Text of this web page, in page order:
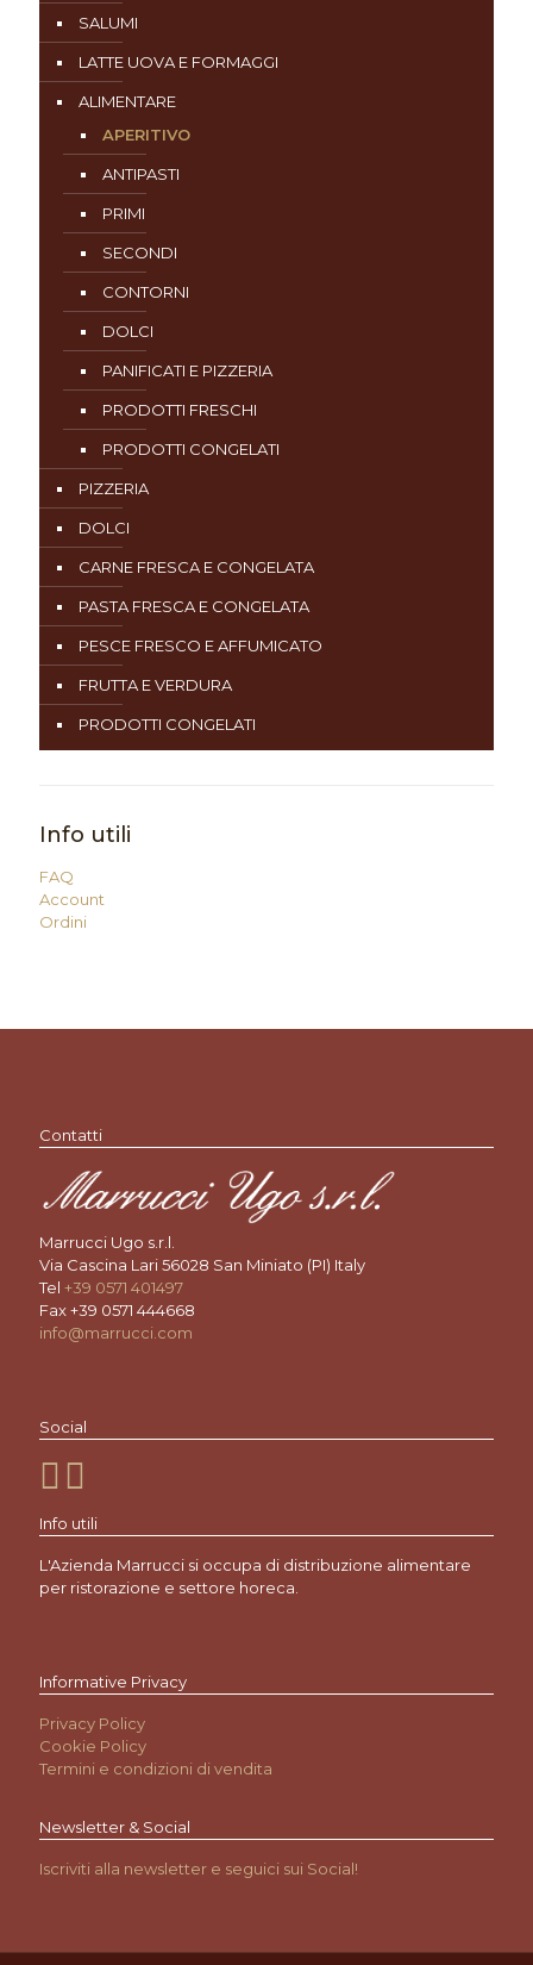
SALUMI
LATTE UOVA E FORMAGGI
ALIMENTARE
APERITIVO
ANTIPASTI
PRIMI
SECONDI
CONTORNI
DOLCI
PANIFICATI E PIZZERIA
PRODOTTI FRESCHI
PRODOTTI CONGELATI
PIZZERIA
DOLCI
CARNE FRESCA E CONGELATA
PASTA FRESCA E CONGELATA
PESCE FRESCO E AFFUMICATO
FRUTTA E VERDURA
PRODOTTI CONGELATI
Info utili
FAQ
Account
Ordini
Contatti
Marrucci Ugo s.r.l.
Via Cascina Lari 56028 San Miniato (PI) Italy
Tel +39 0571 401497
Fax +39 0571 444668
info@marrucci.com
Social
Info utili
L'Azienda Marrucci si occupa di distribuzione alimentare
per ristorazione e settore horeca.
Informative Privacy
Privacy Policy
Cookie Policy
Termini e condizioni di vendita
Newsletter & Social
Iscriviti alla newsletter e seguici sui Social!